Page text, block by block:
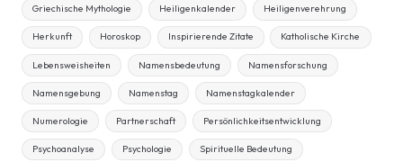
Griechische Mythologie Heiligenkalender Heiligenverehrung
Herkunft Horoskop Inspirierende Zitate Katholische Kirche
Lebensweisheiten Namensbedeutung Namensforschung
Namensgebung Namenstag Namenstagkalender
Numerologie Partnerschaft Persönlichkeitsentwicklung
Psychoanalyse Psychologie Spirituelle Bedeutung